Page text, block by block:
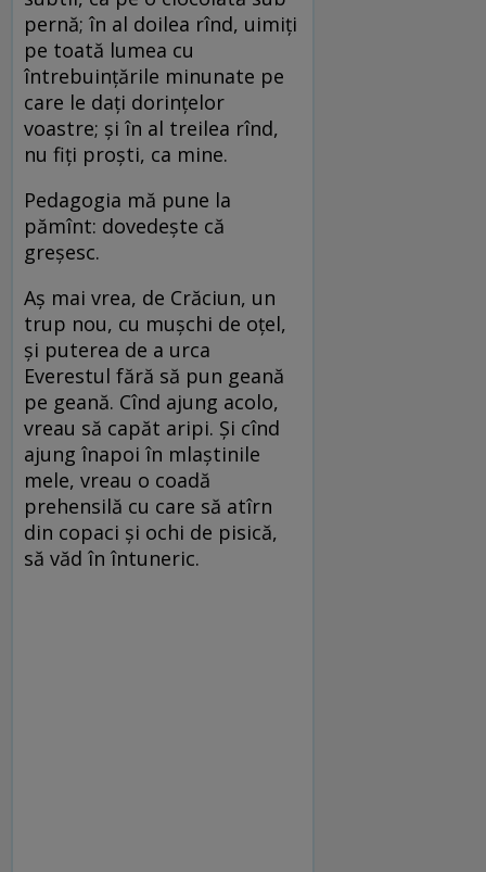
pernă; în al doilea rînd, uimiţi
pe toată lumea cu
întrebuinţările minunate pe
care le daţi dorinţelor
voastre; şi în al treilea rînd,
nu fiţi proşti, ca mine.
Pedagogia mă pune la
pămînt: dovedeşte că
greşesc.
Aş mai vrea, de Crăciun, un
trup nou, cu muşchi de oţel,
şi puterea de a urca
Everestul fără să pun geană
pe geană. Cînd ajung acolo,
vreau să capăt aripi. Şi cînd
ajung înapoi în mlaştinile
mele, vreau o coadă
prehensilă cu care să atîrn
din copaci şi ochi de pisică,
să văd în întuneric.